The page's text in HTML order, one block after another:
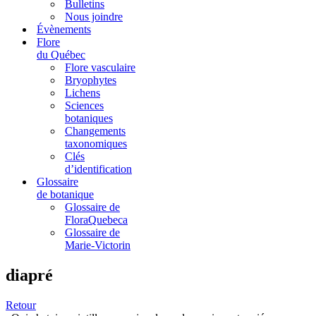
Bulletins
Nous joindre
Évènements
Flore
du Québec
Flore vasculaire
Bryophytes
Lichens
Sciences
botaniques
Changements
taxonomiques
Clés
d’identification
Glossaire
de botanique
Glossaire de
FloraQuebeca
Glossaire de
Marie-Victorin
diapré
Retour